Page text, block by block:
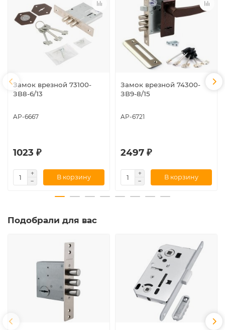
Замок врезной 73100-
ЗВ8-6/13
AP-6667
1023 ₽
В корзину
Замок врезной 74300-
ЗВ9-8/15
AP-6721
2497 ₽
В корзину
Подобрали для вас